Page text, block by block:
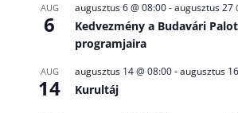
AUG
6
augusztus 6 @ 08:00-augusztus 27
Kedvezmény a Budavári
programjaira
AUG
14
augusztus 14 @ 08:00-augusztus
Kurultáj